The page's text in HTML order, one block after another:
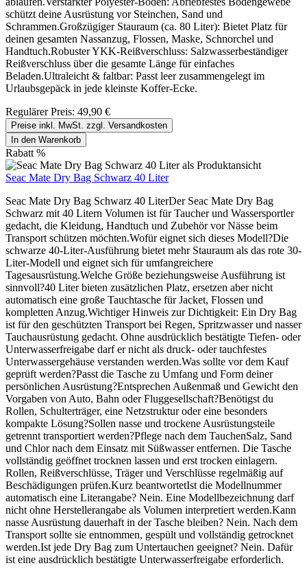
schützt deine Ausrüstung vor Steinchen, Sand und
Schrammen.Großzügiger Stauraum (ca. 80 Liter): Bietet Platz für
deinen gesamten Nassanzug, Flossen, Maske, Schnorchel und
Handtuch.Robuster YKK-Reißverschluss: Salzwasserbeständiger
Reißverschluss über die gesamte Länge für einfaches
Beladen.Ultraleicht & faltbar: Passt leer zusammengelegt im
Urlaubsgepäck in jede kleinste Koffer-Ecke.
Regulärer Preis: 49,90 €
Preise inkl. MwSt. zzgl. Versandkosten
In den Warenkorb
Rabatt %
Seac Mate Dry Bag Schwarz 40 Liter
Seac Mate Dry Bag Schwarz 40 LiterDer Seac Mate Dry Bag
Schwarz mit 40 Litern Volumen ist für Taucher und Wassersportler
gedacht, die Kleidung, Handtuch und Zubehör vor Nässe beim
Transport schützen möchten.Wofür eignet sich dieses Modell?Die
schwarze 40-Liter-Ausführung bietet mehr Stauraum als das rote 30-
Liter-Modell und eignet sich für umfangreichere
Tagesausrüstung.Welche Größe beziehungsweise Ausführung ist
sinnvoll?40 Liter bieten zusätzlichen Platz, ersetzen aber nicht
automatisch eine große Tauchtasche für Jacket, Flossen und
kompletten Anzug.Wichtiger Hinweis zur Dichtigkeit: Ein Dry Bag
ist für den geschützten Transport bei Regen, Spritzwasser und nasser
Tauchausrüstung gedacht. Ohne ausdrücklich bestätigte Tiefen- oder
Unterwasserfreigabe darf er nicht als druck- oder tauchfestes
Unterwassergehäuse verstanden werden.Was sollte vor dem Kauf
geprüft werden?Passt die Tasche zu Umfang und Form deiner
persönlichen Ausrüstung?Entsprechen Außenmaß und Gewicht den
Vorgaben von Auto, Bahn oder Fluggesellschaft?Benötigst du
Rollen, Schulterträger, eine Netzstruktur oder eine besonders
kompakte Lösung?Sollen nasse und trockene Ausrüstungsteile
getrennt transportiert werden?Pflege nach dem TauchenSalz, Sand
und Chlor nach dem Einsatz mit Süßwasser entfernen. Die Tasche
vollständig geöffnet trocknen lassen und erst trocken einlagern.
Rollen, Reißverschlüsse, Träger und Verschlüsse regelmäßig auf
Beschädigungen prüfen.Kurz beantwortetIst die Modellnummer
automatisch eine Literangabe? Nein. Eine Modellbezeichnung darf
nicht ohne Herstellerangabe als Volumen interpretiert werden.Kann
nasse Ausrüstung dauerhaft in der Tasche bleiben? Nein. Nach dem
Transport sollte sie entnommen, gespült und vollständig getrocknet
werden.Ist jede Dry Bag zum Untertauchen geeignet? Nein. Dafür
ist eine ausdrücklich bestätigte Unterwasserfreigabe erforderlich.